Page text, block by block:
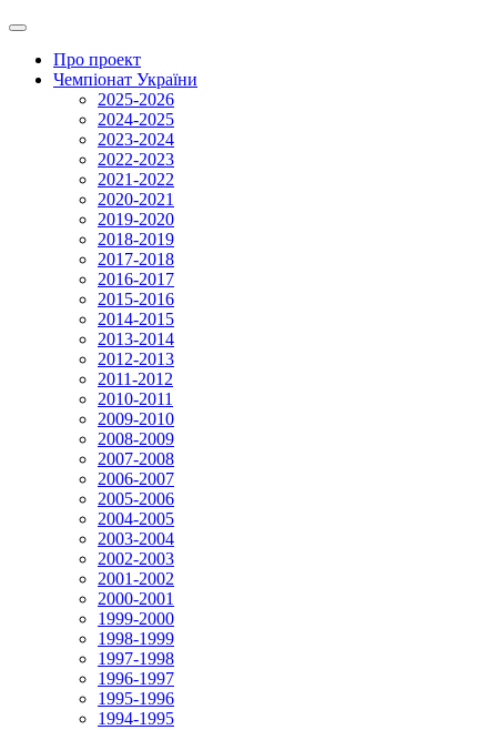
Про проект
Чемпіонат України
2025-2026
2024-2025
2023-2024
2022-2023
2021-2022
2020-2021
2019-2020
2018-2019
2017-2018
2016-2017
2015-2016
2014-2015
2013-2014
2012-2013
2011-2012
2010-2011
2009-2010
2008-2009
2007-2008
2006-2007
2005-2006
2004-2005
2003-2004
2002-2003
2001-2002
2000-2001
1999-2000
1998-1999
1997-1998
1996-1997
1995-1996
1994-1995